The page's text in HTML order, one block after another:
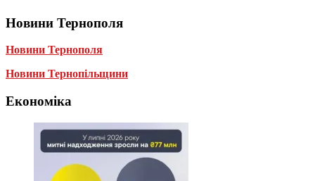
Новини Тернополя
Новини Тернополя
Новини Тернопільщини
Економіка